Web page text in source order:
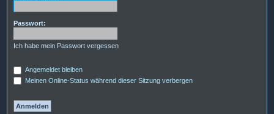
Passwort:
Ich habe mein Passwort vergessen
Angemeldet bleiben
Meinen Online-Status während dieser Sitzung verbergen